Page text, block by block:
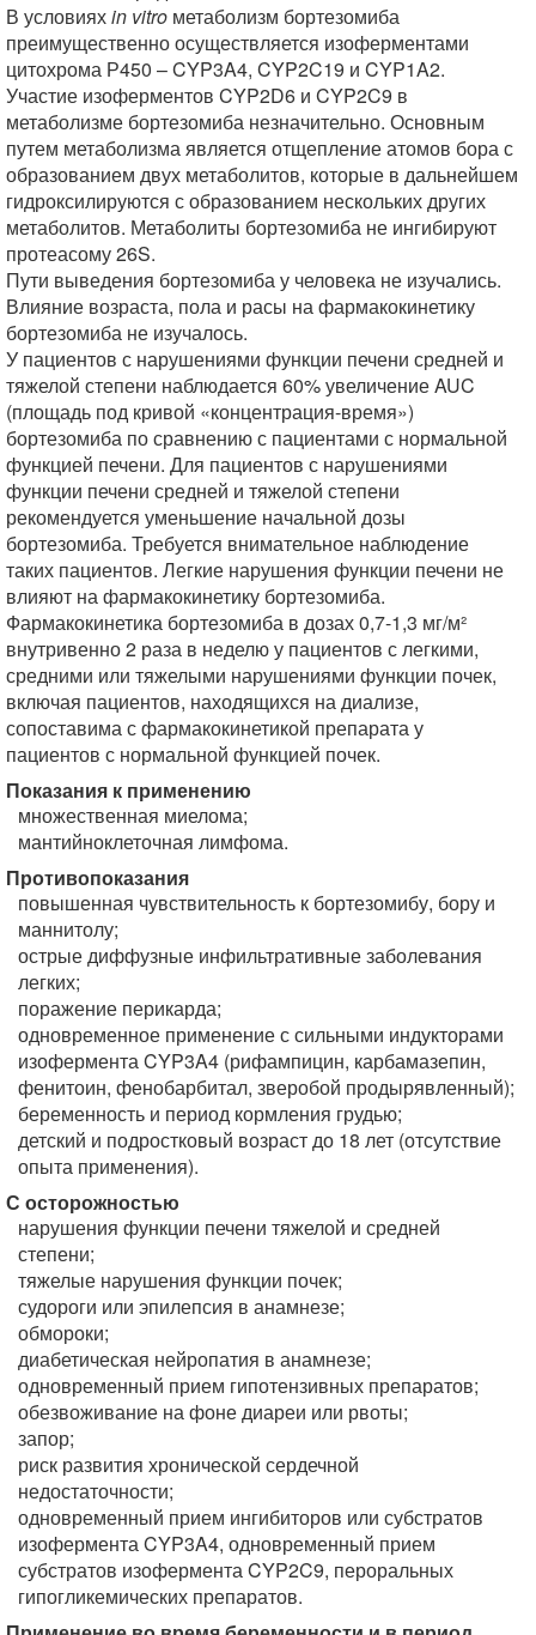
В условияхin vitro метаболизм бортезомиба
преимущественно осуществляется изоферментами
цитохрома Р450 – CYP3A4, CYP2C19 и CYP1A2.
Участие изоферментов CYP2D6 и CYP2C9 в
метаболизме бортезомиба незначительно. Основным
путем метаболизма является отщепление атомов бора с
образованием двух метаболитов, которые в дальнейшем
гидроксилируются с образованием нескольких других
метаболитов. Метаболиты бортезомиба не ингибируют
протеасому 26S.
Пути выведения бортезомиба у человека не изучались.
Влияние возраста, пола и расы на фармакокинетику
бортезомиба не изучалось.
У пациентов с нарушениями функции печени средней и
тяжелой степени наблюдается 60% увеличение AUC
(площадь под кривой «концентрация-время»)
бортезомиба по сравнению с пациентами с нормальной
функцией печени. Для пациентов с нарушениями
функции печени средней и тяжелой степени
рекомендуется уменьшение начальной дозы
бортезомиба. Требуется внимательное наблюдение
таких пациентов. Легкие нарушения функции печени не
влияют на фармакокинетику бортезомиба.
Фармакокинетика бортезомиба в дозах 0,7-1,3 мг/м²
внутривенно 2 раза в неделю у пациентов с легкими,
средними или тяжелыми нарушениями функции почек,
включая пациентов, находящихся на диализе,
сопоставима с фармакокинетикой препарата у
пациентов с нормальной функцией почек.
Показания к применению
множественная миелома;
мантийноклеточная лимфома.
Противопоказания
повышенная чувствительность к бортезомибу, бору и
маннитолу;
острые диффузные инфильтративные заболевания
легких;
поражение перикарда;
одновременное применение с сильными индукторами
изофермента CYP3A4 (рифампицин, карбамазепин,
фенитоин, фенобарбитал, зверобой продырявленный);
беременность и период кормления грудью;
детский и подростковый возраст до 18 лет (отсутствие
опыта применения).
С осторожностью
нарушения функции печени тяжелой и средней
степени;
тяжелые нарушения функции почек;
судороги или эпилепсия в анамнезе;
обмороки;
диабетическая нейропатия в анамнезе;
одновременный прием гипотензивных препаратов;
обезвоживание на фоне диареи или рвоты;
запор;
риск развития хронической сердечной
недостаточности;
одновременный прием ингибиторов или субстратов
изофермента CYP3A4, одновременный прием
субстратов изофермента CYP2C9, пероральных
гипогликемических препаратов.